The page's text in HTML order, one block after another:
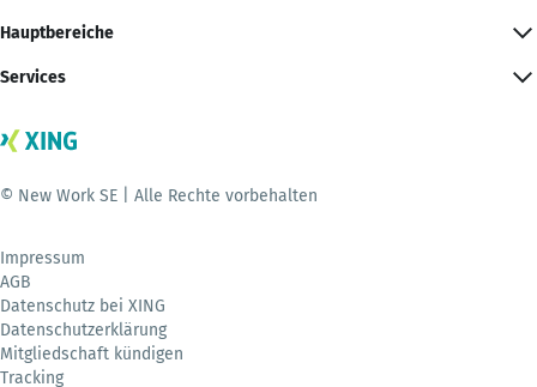
Hauptbereiche
Services
© New Work SE | Alle Rechte vorbehalten
Impressum
AGB
Datenschutz bei XING
Datenschutzerklärung
Mitgliedschaft kündigen
Tracking